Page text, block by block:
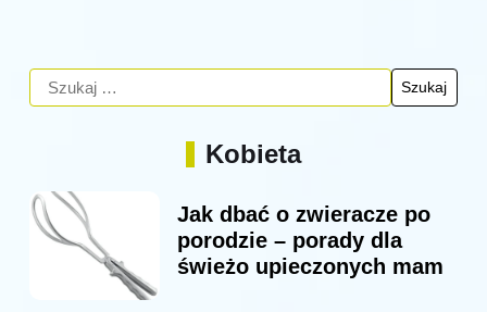
Kobieta
Jak dbać o zwieracze po
porodzie – porady dla
świeżo upieczonych mam